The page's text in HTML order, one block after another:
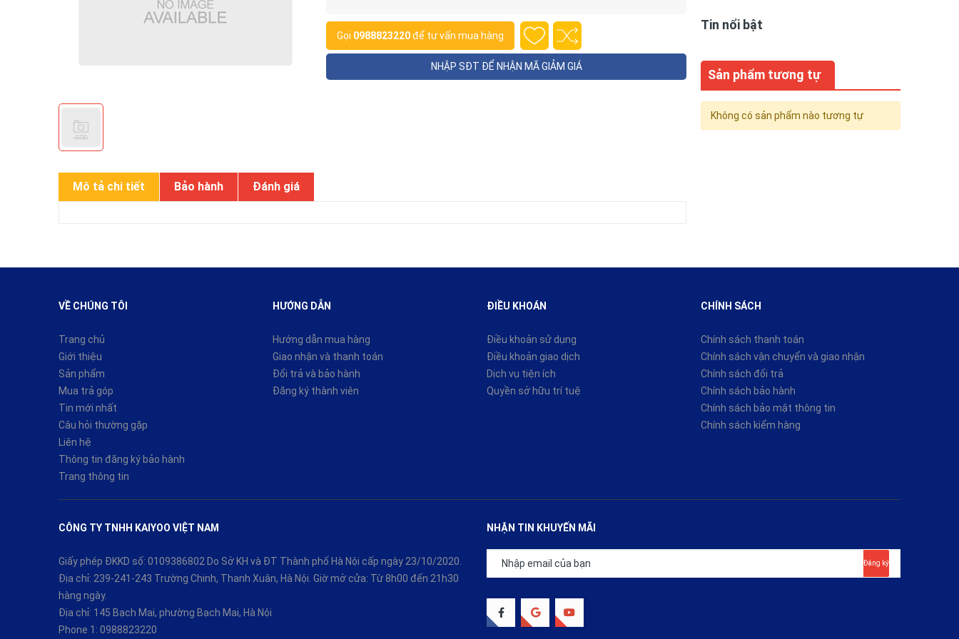
Gọi 0988823220để tư vấn mua hàng
NHẬP SĐT ĐỂ NHẬN MÃ GIẢM GIÁ
Mô tả chi tiết Bảo hành Đánh giá
Tin nổi bật
Sản phẩm tương tự
Không có sản phẩm nào tương tự
VỀ CHÚNG TÔI
Trang chủ
Giới thiệu
Sản phẩm
Mua trả góp
Tin mới nhất
Câu hỏi thường gặp
Liên hệ
Thông tin đăng ký bảo hành
Trang thông tin
HƯỚNG DẪN
Hướng dẫn mua hàng
Giao nhận và thanh toán
Đổi trả và bảo hành
Đăng ký thành viên
ĐIỀU KHOÁN
Điều khoản sử dụng
Điều khoản giao dịch
Dịch vụ tiện ích
Quyền sở hữu trí tuệ
CHÍNH SÁCH
Chính sách thanh toán
Chính sách vận chuyển và giao nhận
Chính sách đổi trả
Chính sách bảo hành
Chính sách bảo mật thông tin
Chính sách kiểm hàng
CÔNG TY TNHH KAIYOO VIỆT NAM
Giấy phép ĐKKD số: 0109386802 Do Sở KH và ĐT Thành phố Hà Nội cấp ngày 23/10/2020.
Địa chỉ: 239-241-243 Trường Chinh, Thanh Xuân, Hà Nội. Giờ mở cửa: Từ 8h00 đến 21h30
hàng ngày.
Địa chỉ: 145 Bạch Mai, phường Bạch Mai, Hà Nội
Phone 1: 0988823220
NHẬN TIN KHUYẾN MÃI
Đăng ký